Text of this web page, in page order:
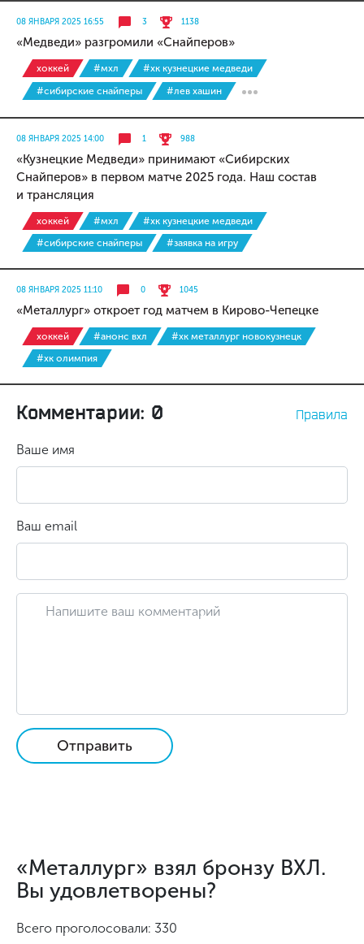
08 ЯНВАРЯ 2025 16:55 3 1138
«Медведи» разгромили «Снайперов»
хоккей #мхл
#хк кузнецкие медведи
#сибирские снайперы
#лев хашин
08 ЯНВАРЯ 2025 14:00 1 988
«Кузнецкие Медведи» принимают «Сибирских
Снайперов» в первом матче 2025 года. Наш состав
и трансляция
хоккей #мхл
#хк кузнецкие медведи
#сибирские снайперы
#заявка на игру
08 ЯНВАРЯ 2025 11:10 0 1045
«Металлург» откроет год матчем в Кирово-Чепецке
хоккей #анонс вхл
#хк металлург новокузнецк
#хк олимпия
Комментарии: 0 Правила
Ваше имя
Ваш email
Отправить
«Металлург» взял бронзу ВХЛ.
Вы удовлетворены?
Всего проголосовали: 330